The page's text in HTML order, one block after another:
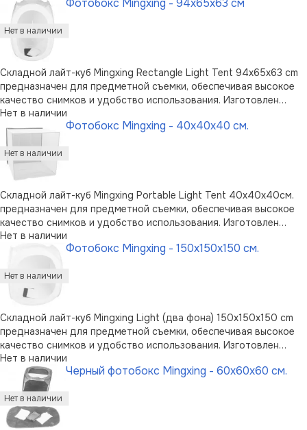
натягивается безшовная полупрозрачная ткань. Компактный в
сложенном состоянии …
Фотобокс Mingxing - 94x65x63 см
Складной лайт-куб Mingxing Rectangle Light Tent 94x65x63 cm
предназначен для предметной съемки, обеспечивая высокое
качество снимков и удобство использования. Изготовлен
лайт-куб в виде стального каркаса, на который натягивается
безшовная полупрозрачная ткань. Компактный в сложенном
состоянии каркас …
Нет в наличии
Фотобокс Mingxing - 40x40x40 см.
Складной лайт-куб Mingxing Portable Light Tent 40x40x40см.
предназначен для предметной съемки, обеспечивая высокое
качество снимков и удобство использования. Изготовлен
лайт-куб в виде стального каркаса, на который натягивается
безшовная полупрозрачная ткань. Компактный в сложенном
состоянии карка …
Нет в наличии
Фотобокс Mingxing - 150x150x150 см.
Складной лайт-куб Mingxing Light (два фона) 150x150x150 cm
предназначен для предметной съемки, обеспечивая высокое
качество снимков и удобство использования. Изготовлен
лайт-куб в виде стального каркаса, на который натягивается
безшовная полупрозрачная ткань. Компактный в сложенном
состоянии карка …
Нет в наличии
Черный фотобокс Mingxing - 60x60x60 см.